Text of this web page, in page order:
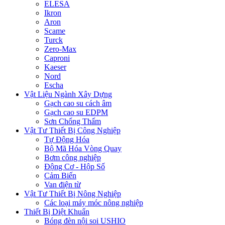
ELESA
Ikron
Aron
Scame
Turck
Zero-Max
Caproni
Kaeser
Nord
Escha
Vật Liệu Ngành Xây Dựng
Gạch cao su cách âm
Gạch cao su EDPM
Sơn Chống Thấm
Vật Tư Thiết Bị Công Nghiệp
Tự Động Hóa
Bộ Mã Hóa Vòng Quay
Bơm công nghiệp
Động Cơ - Hộp Số
Cảm Biến
Van điện từ
Vật Tư Thiết Bị Nông Nghiệp
Các loại máy móc nông nghiệp
Thiết Bị Diệt Khuẩn
Bóng đèn nội soi USHIO